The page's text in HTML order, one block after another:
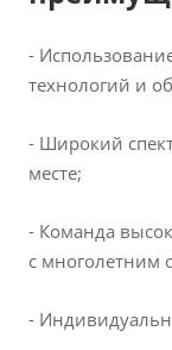
-
технологий и
- Широкий
месте;
- Команда
с многолетним
-